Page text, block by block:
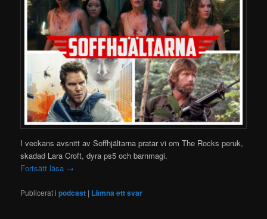
I veckans avsnitt av Soffhjältarna pratar vi om The Rocks peruk,
skadad Lara Croft, dyra ps5 och barnmagi.
Fortsätt läsa →
Publicerat i podcast | Lämna ett svar